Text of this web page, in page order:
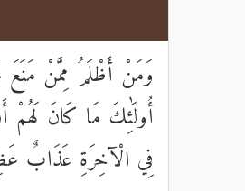
وَمَنْ أَظْلَمُ مِمَّنْ مَنَعَ
أُولَٰئِكَ مَا كَانَ لَهُمْ
فِي الْآخِرَةِ عَذَابٌ